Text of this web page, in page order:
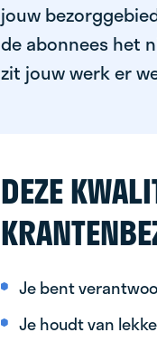
jouw
de abonnees het
zit jouw werk er
DEZE
Je bent
Je houdt van